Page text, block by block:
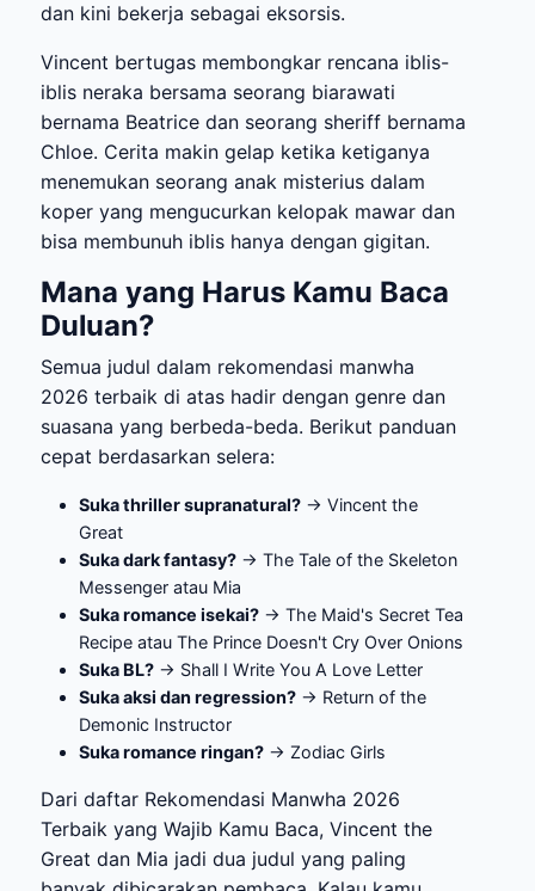
dan kini bekerja sebagai eksorsis.
Vincent bertugas membongkar rencana iblis-
iblis neraka bersama seorang biarawati
bernama Beatrice dan seorang sheriff bernama
Chloe. Cerita makin gelap ketika ketiganya
menemukan seorang anak misterius dalam
koper yang mengucurkan kelopak mawar dan
bisa membunuh iblis hanya dengan gigitan.
Mana yang Harus Kamu Baca
Duluan?
Semua judul dalam rekomendasi manwha
2026 terbaik di atas hadir dengan genre dan
suasana yang berbeda-beda. Berikut panduan
cepat berdasarkan selera:
Suka thriller supranatural? → Vincent the
Great
Suka dark fantasy? → The Tale of the Skeleton
Messenger atau Mia
Suka romance isekai? → The Maid's Secret Tea
Recipe atau The Prince Doesn't Cry Over Onions
Suka BL? → Shall I Write You A Love Letter
Suka aksi dan regression? → Return of the
Demonic Instructor
Suka romance ringan? → Zodiac Girls
Dari daftar Rekomendasi Manwha 2026
Terbaik yang Wajib Kamu Baca, Vincent the
Great dan Mia jadi dua judul yang paling